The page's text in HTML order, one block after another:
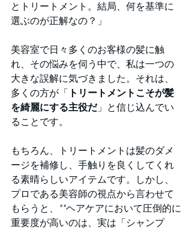
とトリートメント。結局、何を基準に
選ぶのが正解なの？」
美容室で日々多くのお客様の髪に触
れ、その悩みを伺う中で、私は一つの
大きな誤解に気づきました。それは、
多くの方が「 トリートメントこそが髪
を綺麗にする主役だ 」と信じ込んでい
ることです。
もちろん、トリートメントは髪のダメ
ージを補修し、手触りを良くしてくれ
る素晴らしいアイテムです。しかし、
プロである美容師の視点から言わせて
もらうと、**ヘアケアにおいて圧倒的に
重要度が高いのは、実は「シャンプ